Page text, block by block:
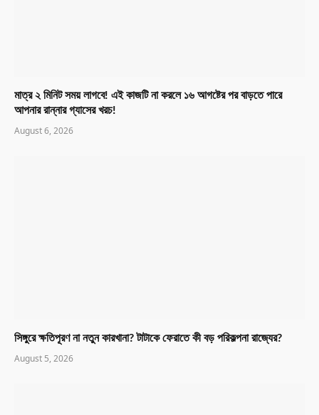
মাত্র ২ মিনিট সময় লাগবে! এই কাজটি না করলে ১৬ আগষ্টের পর বাড়তে পারে
আপনার রান্নার গ্যাসের খরচ!
August 6, 2026
সিঙ্গুরে ক্ষতিপূরণ না নতুন কারখানা? টাটাকে ফেরাতে কী বড় পরিকল্পনা রাজ্যের?
August 5, 2026